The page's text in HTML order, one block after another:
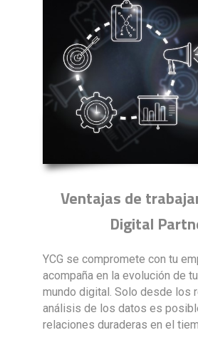
Ventajas de
Digital
YCG se compromete con tu
acompaña en la evolución de
mundo digital. Solo desde los
análisis de los datos es
relaciones duraderas en el